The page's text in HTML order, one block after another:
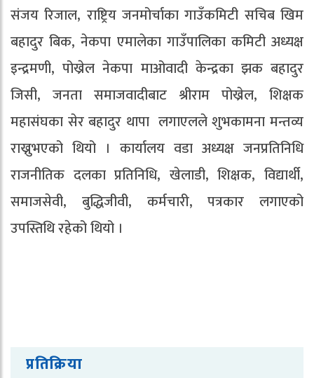
संजय रिजाल, राष्ट्रिय जनमोर्चाका गाउँकमिटी सचिब खिम
बहादुर बिक, नेकपा एमालेका गाउँपालिका कमिटी अध्यक्ष
इन्द्रमणी, पोख्रेल नेकपा माओवादी केन्द्रका झक बहादुर
जिसी, जनता समाजवादीबाट श्रीराम पोख्रेल, शिक्षक
महासंघका सेर बहादुर थापा लगाएलले शुभकामना मन्तव्य
राख्नुभएको थियो । कार्यालय वडा अध्यक्ष जनप्रतिनिधि
राजनीतिक दलका प्रतिनिधि, खेलाडी, शिक्षक, विद्यार्थी,
समाजसेवी, बुद्धिजीवी, कर्मचारी, पत्रकार लगाएको
उपस्तिथि रहेको थियो ।
प्रतिक्रिया